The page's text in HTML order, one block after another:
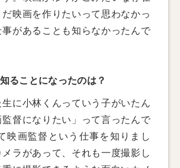
映画を作りたいって思わなかっ
があることも知らなかったんで
ることになったのは？
生に小林くんっていう子がいたん
督になりたい」って言ったんで
映画監督という仕事を知りまし
ラがあって、それも一度撮影し